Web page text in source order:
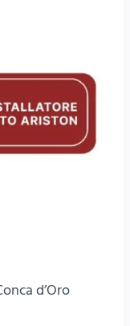
d’Oro